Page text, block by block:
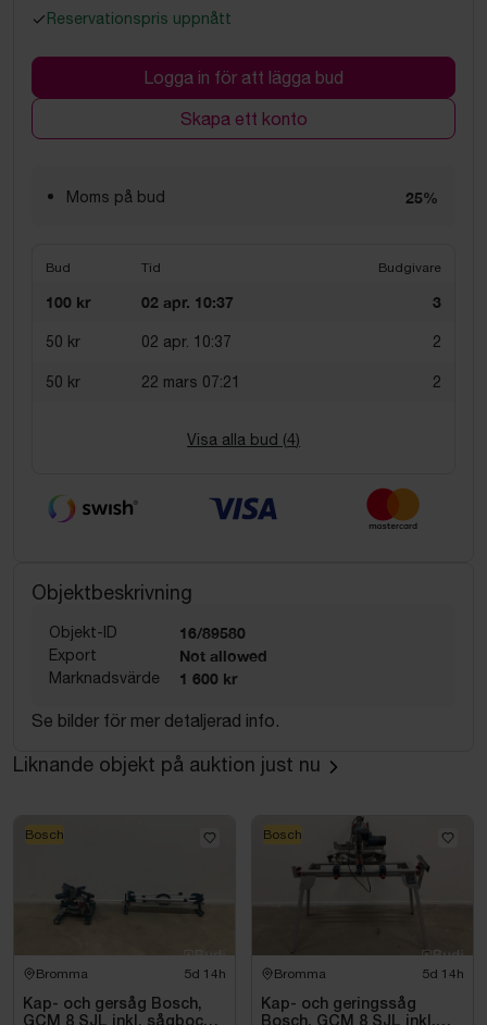
Reservationspris uppnått
Logga in för att lägga bud
Skapa ett konto
Moms på bud 25%
Bud Tid Budgivare
100 kr 02 apr. 10:37 3
50 kr 02 apr. 10:37 2
50 kr 22 mars 07:21 2
Visa alla bud (4)
Objektbeskrivning
Objekt-ID 16/89580
Export Not allowed
Marknadsvärde 1 600 kr
Se bilder för mer detaljerad info.
Liknande objekt på auktion just nu
Bromma 5d 14h
Kap- och gersåg Bosch,
Bosch
Bromma 5d 14h
Kap- och geringssåg
Bosch